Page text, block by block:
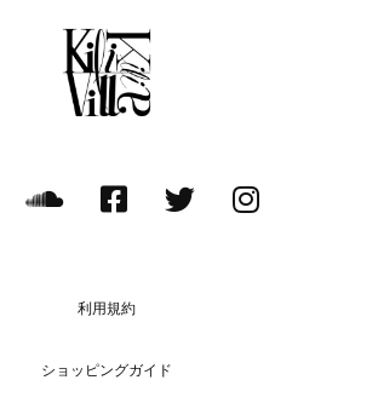
利用規約
ショッピングガイド